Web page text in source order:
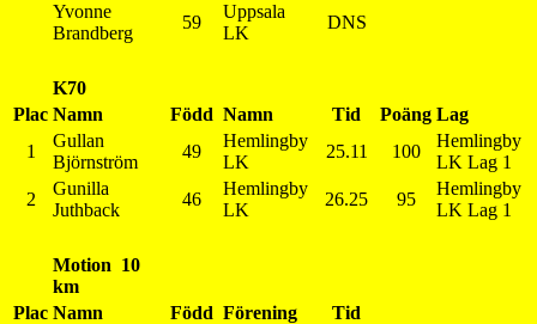
Yvonne
Brandberg
59
Uppsala
LK
DNS
K70
Plac Namn Född Namn Tid Poäng Lag
1
Gullan
Björnström
49
Hemlingby
LK
25.11 100
Hemlingby
LK Lag 1
2
Gunilla
Juthback
46
Hemlingby
LK
26.25 95
Hemlingby
LK Lag 1
Motion 10
km
Plac Namn Född Förening Tid